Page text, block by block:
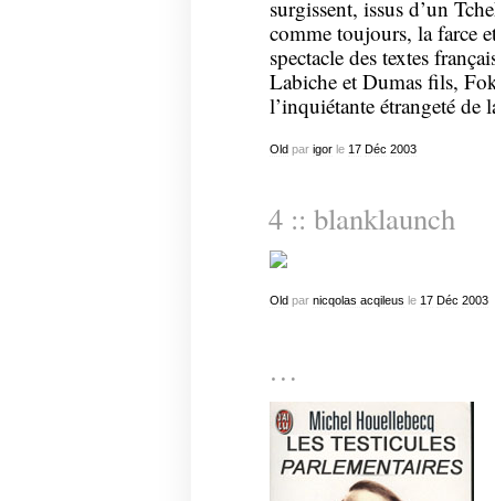
surgissent, issus d’un
comme toujours, la farce
spectacle des textes
Labiche et Dumas fils,
l’inquiétante étrangeté de
Oldpar igorle 17 Déc 2003
4 :: blanklaunch
Oldpar nicqolas acqileus le 17 Déc 2003
…